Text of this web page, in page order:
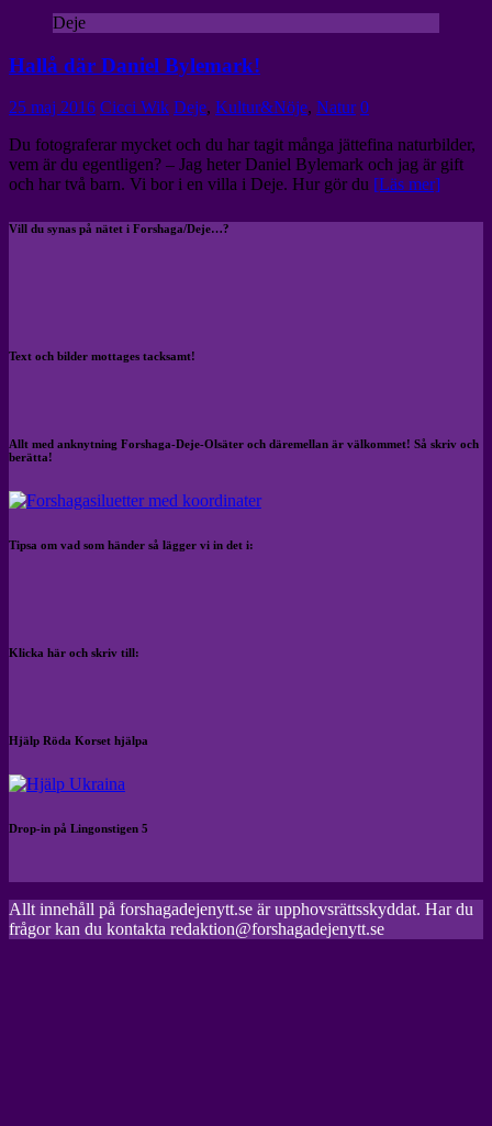
Deje
Hallå där Daniel Bylemark!
25 maj 2016 Cicci Wik Deje, Kultur&Nöje, Natur 0
Du fotograferar mycket och du har tagit många jättefina naturbilder,
vem är du egentligen? – Jag heter Daniel Bylemark och jag är gift
och har två barn. Vi bor i en villa i Deje. Hur gör du [Läs mer]
Vill du synas på nätet i Forshaga/Deje…?
Text och bilder mottages tacksamt!
Allt med anknytning Forshaga-Deje-Olsäter och däremellan är välkommet! Så skriv och
berätta!
Tipsa om vad som händer så lägger vi in det i:
Klicka här och skriv till:
Hjälp Röda Korset hjälpa
Drop-in på Lingonstigen 5
Allt innehåll på forshagadejenytt.se är upphovsrättsskyddat. Har du
frågor kan du kontakta redaktion@forshagadejenytt.se